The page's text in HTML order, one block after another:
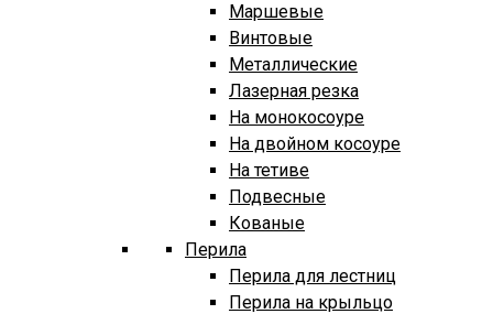
Маршевые
Винтовые
Металлические
Лазерная резка
На монокосоуре
На двойном косоуре
На тетиве
Подвесные
Кованые
Перила
Перила для лестниц
Перила на крыльцо